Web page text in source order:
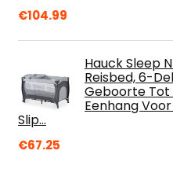
€104.99
Hauck Sleep
Reisbed, 6-
Geboorte Tot
Eenhang
Slip…
€67.25